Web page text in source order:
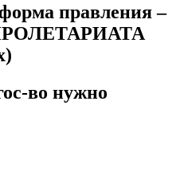
правления –
во нужно